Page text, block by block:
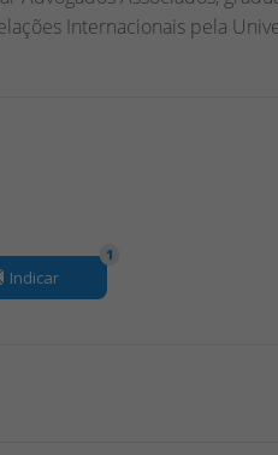
Internacionais pela
Indicar
1